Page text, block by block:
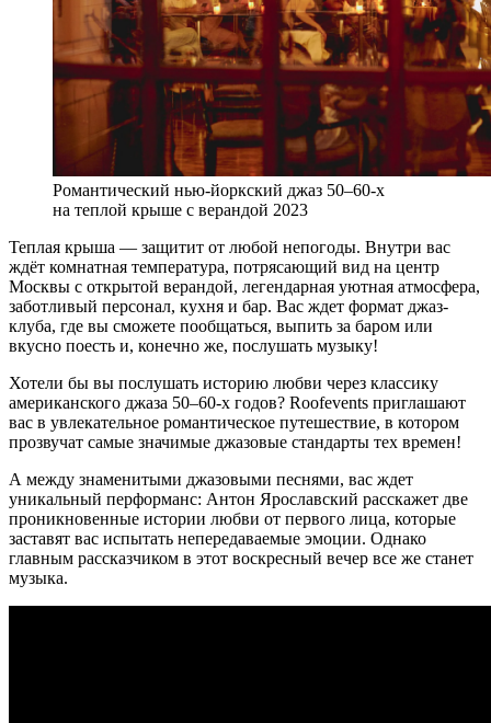
Романтический нью-йоркский джаз 50–60-х
на теплой крыше с верандой 2023
Теплая крыша — защитит от любой непогоды. Внутри вас
ждёт комнатная температура, потрясающий вид на центр
Москвы с открытой верандой, легендарная уютная атмосфера,
заботливый персонал, кухня и бар. Вас ждет формат джаз-
клуба, где вы сможете пообщаться, выпить за баром или
вкусно поесть и, конечно же, послушать музыку!
Хотели бы вы послушать историю любви через классику
американского джаза 50–60-х годов? Roofevents приглашают
вас в увлекательное романтическое путешествие, в котором
прозвучат самые значимые джазовые стандарты тех времен!
А между знаменитыми джазовыми песнями, вас ждет
уникальный перформанс: Антон Ярославский расскажет две
проникновенные истории любви от первого лица, которые
заставят вас испытать непередаваемые эмоции. Однако
главным рассказчиком в этот воскресный вечер все же станет
музыка.